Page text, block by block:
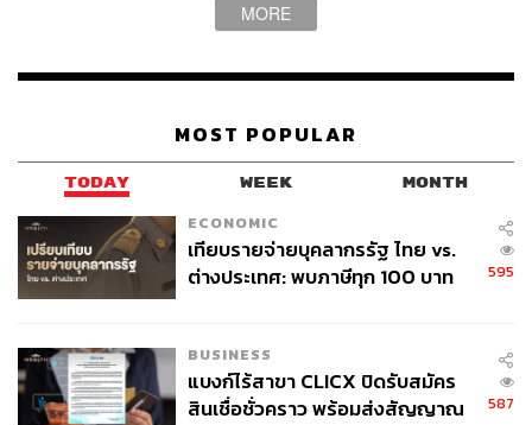
MORE
MOST POPULAR
TODAY WEEK MONTH
ECONOMIC
เทียบรายจ่ายบุคลากรรัฐ ไทย vs.
ต่างประเทศ: พบภาษีทุก 100 บาท
595
BUSINESS
แบงก์ไร้สาขา CLICX ปิดรับสมัคร
สินเชื่อชั่วคราว พร้อมส่งสัญญาณ
587